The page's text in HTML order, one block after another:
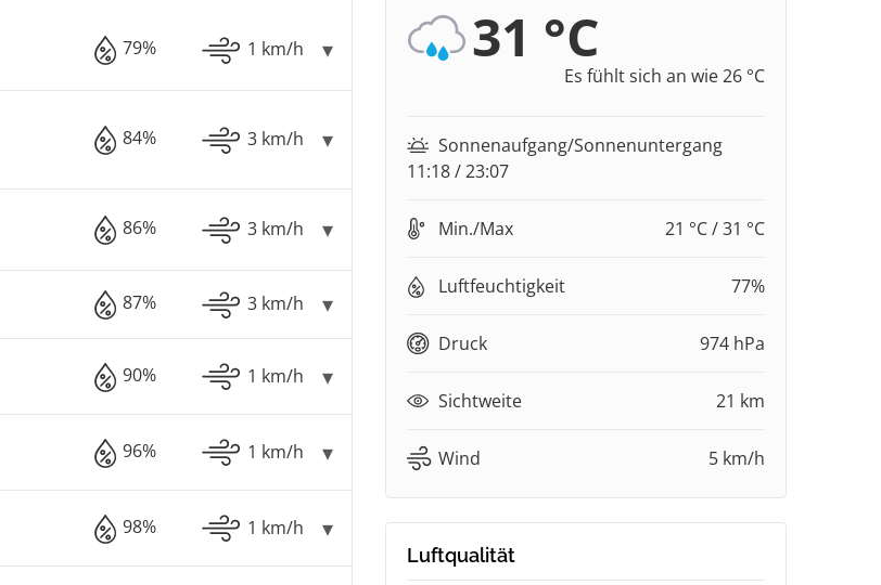
79% 1 km/h
84% 3 km/h
86% 3 km/h
87% 3 km/h
90% 1 km/h
96% 1 km/h
98% 1 km/h
31 °C
Es fühlt sich an wie 26 °C
Sonnenaufgang/Sonnenuntergang
11:18 / 23:07
Min./Max 21 °C / 31 °C
Luftfeuchtigkeit 77%
Druck 974 hPa
Sichtweite 21 km
Wind 5 km/h
Luftqualität